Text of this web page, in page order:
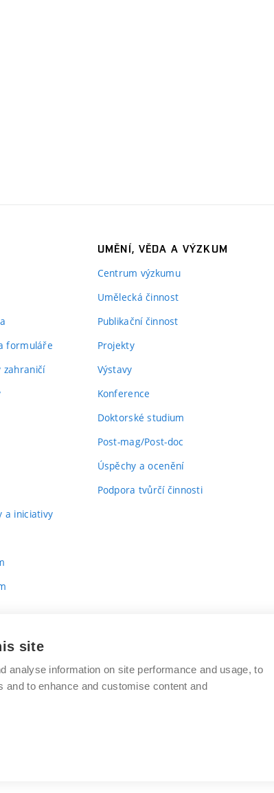
formuláře
zahraničí
a iniciativy
UMĚNÍ, VĚDA A VÝZKUM
Centrum výzkumu
Umělecká činnost
Publikační činnost
Projekty
Výstavy
Konference
Doktorské studium
Post-mag/Post-doc
Úspěchy a ocenění
Podpora tvůrčí činnosti
site
analyse information on site performance and usage, to
and to enhance and customise content and